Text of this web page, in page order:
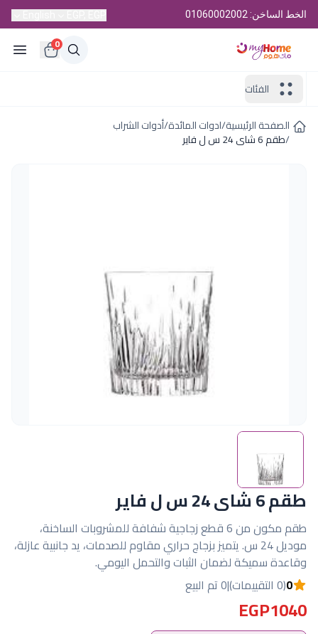
الخط الساخن: 01060002002
0
الفئات
الصفحة الرئيسية/ادوات المائدة/أدوات الشراب
/طقم 6 شاى 24 س ل فاير
طقم 6 شاى 24 س ل فاير
طقم مكون من 6 قطع زجاجية شفافة للمشروبات الساخنة،
موديل 24 س. يتميز بزجاج حراري مقاوم للصدمات، يد جانبية عازلة،
وقاعدة سميكة لضمان الثبات والتحمل اليومي.
0(0 التقييمات) |0 تم البيع
EGP1040